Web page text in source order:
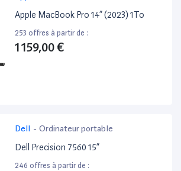
Apple MacBook Pro 14” (2023) 1To
253 offres à partir de :
1 159,00 €
Dell - Ordinateur portable
Dell Precision 7560 15”
246 offres à partir de :